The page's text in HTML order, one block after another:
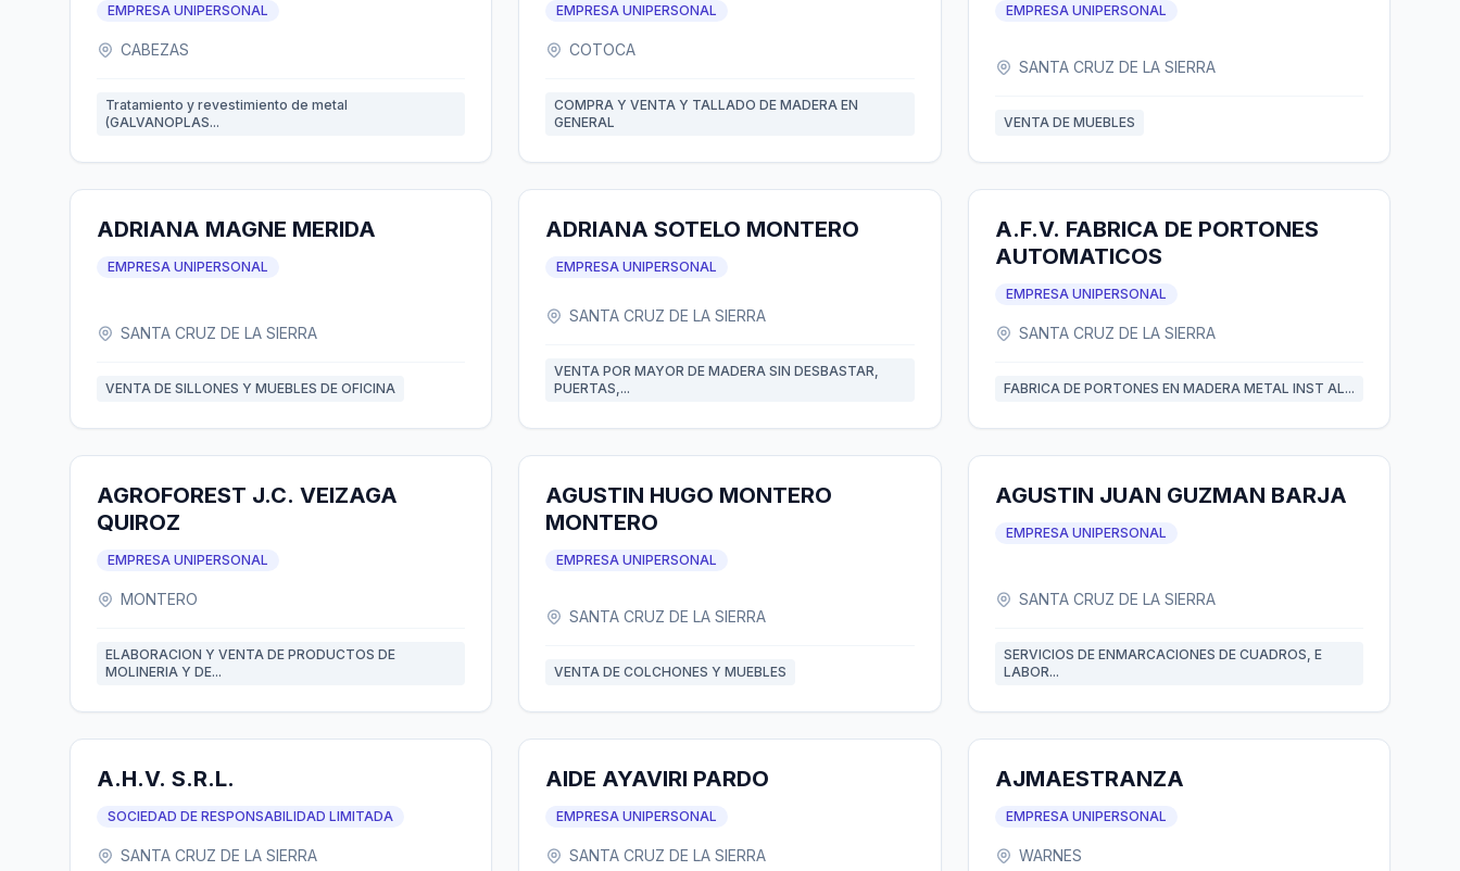
EMPRESA UNIPERSONAL
CABEZAS
Tratamiento y revestimiento de metal
(GALVANOPLAS...
EMPRESA UNIPERSONAL
COTOCA
COMPRA Y VENTA Y TALLADO DE MADERA EN
GENERAL
EMPRESA UNIPERSONAL
SANTA CRUZ DE LA SIERRA
VENTA DE MUEBLES
ADRIANA MAGNE MERIDA
EMPRESA UNIPERSONAL
SANTA CRUZ DE LA SIERRA
VENTA DE SILLONES Y MUEBLES DE OFICINA
ADRIANA SOTELO MONTERO
EMPRESA UNIPERSONAL
SANTA CRUZ DE LA SIERRA
VENTA POR MAYOR DE MADERA SIN DESBASTAR,
PUERTAS,...
A.F.V. FABRICA DE PORTONES
AUTOMATICOS
EMPRESA UNIPERSONAL
SANTA CRUZ DE LA SIERRA
FABRICA DE PORTONES EN MADERA METAL INST AL...
AGROFOREST J.C. VEIZAGA
QUIROZ
EMPRESA UNIPERSONAL
MONTERO
ELABORACION Y VENTA DE PRODUCTOS DE
MOLINERIA Y DE...
AGUSTIN HUGO MONTERO
MONTERO
EMPRESA UNIPERSONAL
SANTA CRUZ DE LA SIERRA
VENTA DE COLCHONES Y MUEBLES
AGUSTIN JUAN GUZMAN BARJA
EMPRESA UNIPERSONAL
SANTA CRUZ DE LA SIERRA
SERVICIOS DE ENMARCACIONES DE CUADROS, E
LABOR...
A.H.V. S.R.L.
SOCIEDAD DE RESPONSABILIDAD LIMITADA
SANTA CRUZ DE LA SIERRA
AIDE AYAVIRI PARDO
EMPRESA UNIPERSONAL
SANTA CRUZ DE LA SIERRA
AJMAESTRANZA
EMPRESA UNIPERSONAL
WARNES